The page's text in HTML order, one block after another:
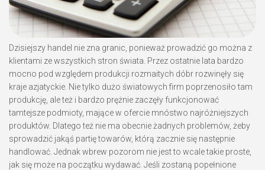
Dzisiejszy handel nie zna granic, ponieważ prowadzić go można z
klientami ze wszystkich stron świata. Przez ostatnie lata bardzo
mocno pod względem produkcji rozmaitych dóbr rozwinęły się
kraje azjatyckie. Nie tylko dużo światowych firm poprzenosiło tam
produkcję, ale też i bardzo prężnie zaczęły funkcjonować
tamtejsze podmioty, mające w ofercie mnóstwo najróżniejszych
produktów. Dlatego też nie ma obecnie żadnych problemów, żeby
sprowadzić jakąś partię towarów, którą zacznie się następnie
handlować. Jednak wbrew pozorom nie jest to wcale takie proste,
jak się może na początku wydawać. Jeśli zostaną popełnione